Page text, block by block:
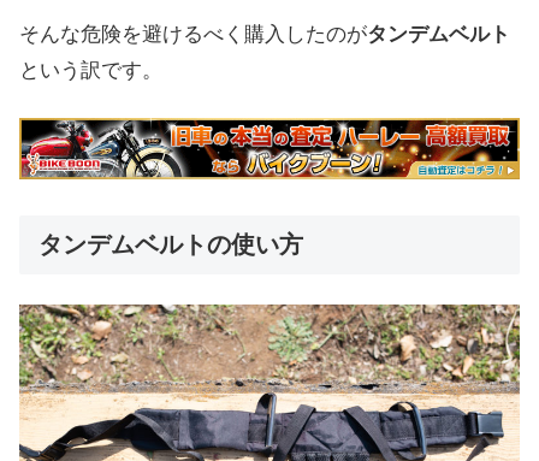
そんな危険を避けるべく購入したのがタンデムベルト
という訳です。
タンデムベルトの使い方